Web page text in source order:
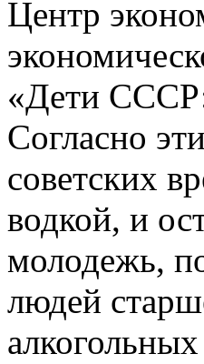
Центр
«Дети СССР:
Согласно
советских
водкой, и
молодежь,
людей